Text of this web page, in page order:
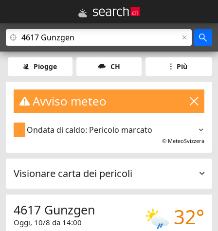
Piogge CH Più
Avviso meteo
Ondata di caldo: Pericolo marcato
© MeteoSvizzera
Visionare carta dei pericoli
32°
4617 Gunzgen
Oggi, 10/8 da 14:00